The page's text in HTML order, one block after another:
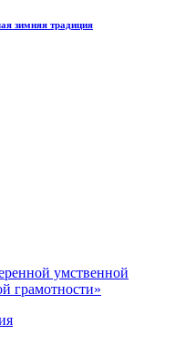
зимняя традиция
умственной
грамотности»